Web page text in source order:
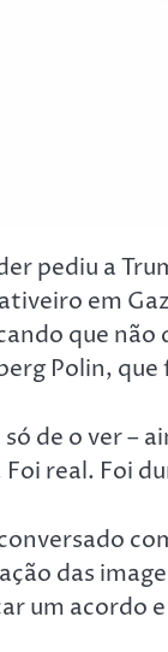
pediu a
em
que
Polin,
de o ver –
real. Foi
das
um acordo